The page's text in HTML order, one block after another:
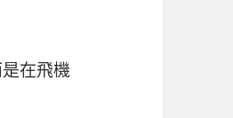
在飛機